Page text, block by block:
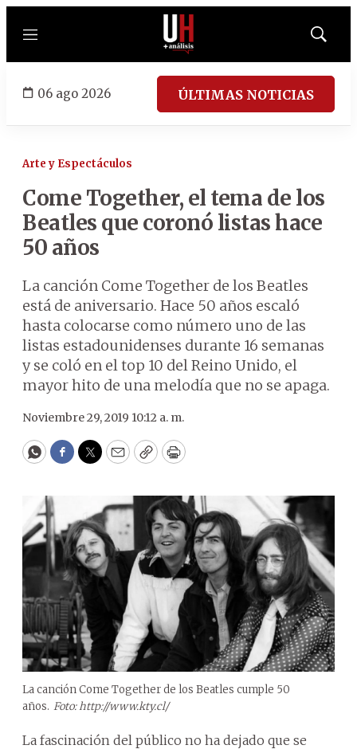
Menú
Mostrar
06 ago 2026 ÚLTIMAS NOTICIAS
Arte y Espectáculos
Come Together, el tema de los
Beatles que coronó listas hace
50 años
La canción Come Together de los Beatles
está de aniversario. Hace 50 años escaló
hasta colocarse como número uno de las
listas estadounidenses durante 16 semanas
y se coló en el top 10 del Reino Unido, el
mayor hito de una melodía que no se apaga.
Noviembre 29, 2019 10:12 a. m.
WhatsApp
Facebook
Twitter
EmailCopyPrint
La canción Come Together de los Beatles cumple 50
años. Foto: http://www.kty.cl/
La fascinación del público no ha dejado que se